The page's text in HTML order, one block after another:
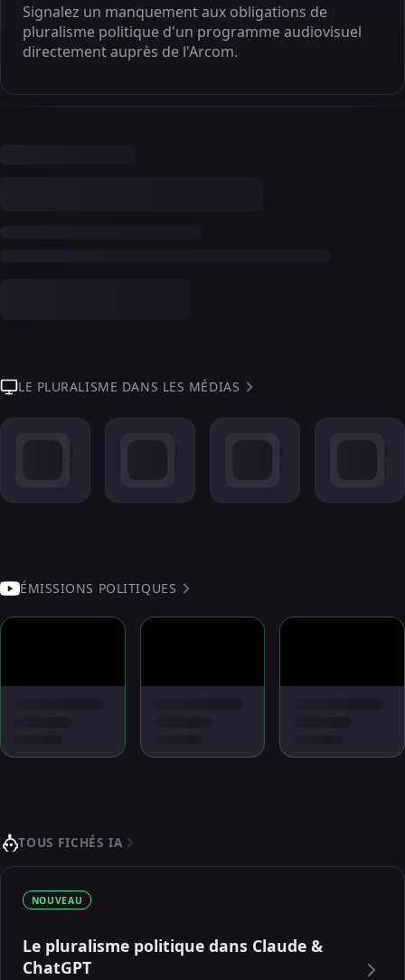
Signalez un manquement aux obligations de
pluralisme politique d'un programme audiovisuel
directement auprès de l'Arcom.
LE PLURALISME DANS LES MÉDIAS
ÉMISSIONS POLITIQUES
TOUS FICHÉS IA
NOUVEAU
Le pluralisme politique dans Claude &
ChatGPT